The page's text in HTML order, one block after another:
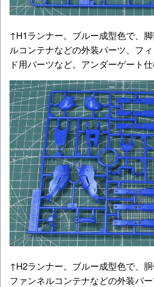
↑H1ランナー。ブルー成型色で、
ルコンテナなどの外装パーツ、フ
ド用パーツなど。アンダーゲート仕
↑H2ランナー。ブルー成型色で、
ファンネルコンテナなどの外装パ